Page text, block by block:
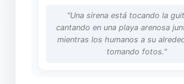
"Una sirena está tocando la
cantando en una playa arenosa
mientras los humanos a su
tomando fotos."